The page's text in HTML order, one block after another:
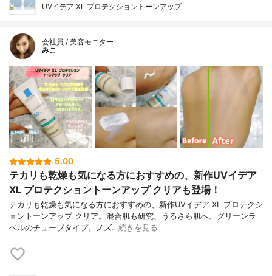
UVイデア XL プロテクショントーンアップ
会社員 / 美容モニター
みこ
5.00
テカリも乾燥も気になる方におすすめの、新作UVイデア
XL プロテクショントーンアップ クリアも登場！
テカリも乾燥も気になる方におすすめの、新作UVイデア XL プロテクシ
ョントーンアップ クリア。混合肌も研究、うるさら肌へ。グリーンラ
ベルのチューブタイプ。ノズ…続きを見る